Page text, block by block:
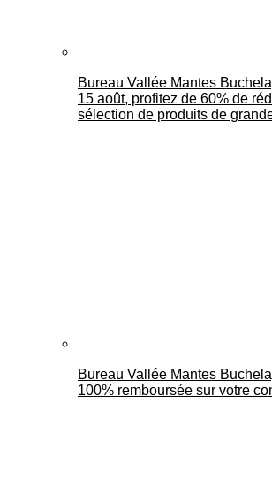
Bureau Vallée Mantes
15 août, profitez de 60% de
sélection de produits de
Bureau Vallée Mantes
100% remboursée sur votre